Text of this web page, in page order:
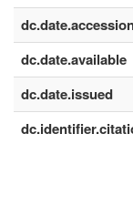
dc.date.available
dc.date.issued